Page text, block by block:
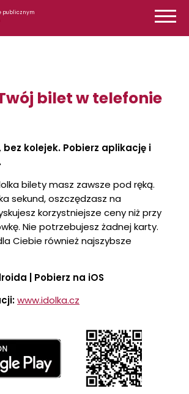
publicznym
bilet w telefonie
bez kolejek. Pobierz aplikację i
bilety masz zawsze pod ręką.
sekund, oszczędzasz na
korzystniejsze ceny niż przy
Nie potrzebujesz żadnej karty.
Ciebie również najszybsze
| Pobierz na iOS
www.idolka.cz